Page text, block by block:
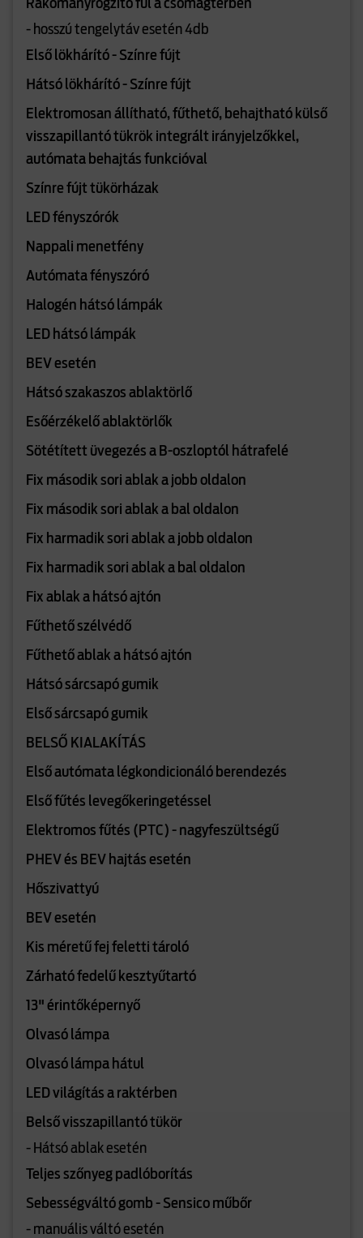
Rakományrögzítő fül a csomagtérben
- hosszú tengelytáv esetén 4db
Első lökhárító - Színre fújt
Hátsó lökhárító - Színre fújt
Elektromosan állítható, fűthető, behajtható külső
visszapillantó tükrök integrált irányjelzőkkel,
autómata behajtás funkcióval
Színre fújt tükörházak
LED fényszórók
Nappali menetfény
Autómata fényszóró
Halogén hátsó lámpák
LED hátsó lámpák
BEV esetén
Hátsó szakaszos ablaktörlő
Esőérzékelő ablaktörlők
Sötétített üvegezés a B-oszloptól hátrafelé
Fix második sori ablak a jobb oldalon
Fix második sori ablak a bal oldalon
Fix harmadik sori ablak a jobb oldalon
Fix harmadik sori ablak a bal oldalon
Fix ablak a hátsó ajtón
Fűthető szélvédő
Fűthető ablak a hátsó ajtón
Hátsó sárcsapó gumik
Első sárcsapó gumik
BELSŐ KIALAKÍTÁS
Első autómata légkondicionáló berendezés
Első fűtés levegőkeringetéssel
Elektromos fűtés (PTC) - nagyfeszültségű
PHEV és BEV hajtás esetén
Hőszivattyú
BEV esetén
Kis méretű fej feletti tároló
Zárható fedelű kesztyűtartó
13" érintőképernyő
Olvasó lámpa
Olvasó lámpa hátul
LED világítás a raktérben
Belső visszapillantó tükör
- Hátsó ablak esetén
Teljes szőnyeg padlóborítás
Sebességváltó gomb - Sensico műbőr
- manuális váltó esetén